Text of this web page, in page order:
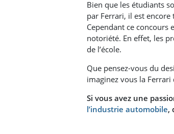
Bien que les étudiants
par Ferrari, il est
Cependant ce concours
notoriété. En effet, les
de l’école.
Que pensez-vous du
imaginez vous la Ferrari
Si vous avez une
l’industrie automobile,